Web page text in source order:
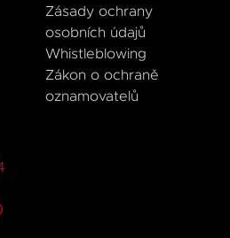
Zásady ochrany
osobních údajů
Whistleblowing
Zákon o ochraně
oznamovatelů